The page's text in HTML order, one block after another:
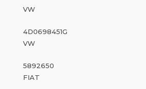
VW
4D0698451G
VW
5892650
FIAT